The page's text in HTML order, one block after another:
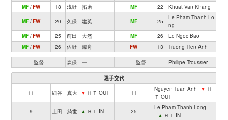
MF/FW 18 浅野 拓磨 MF 22 Khuat Van Khang
MF/FW 20 久保 建英 MF 25
Le Pham Thanh Lo
ng
MF/FW 25 前田 大然 MF 26
Le Ngoc Bao
MF/FW 26 佐野 海舟 FW 13 Truong Tien Anh
監督 森保 一 監督 Phillipe Troussier
選手交代
11 細谷 真大 ▼ ＨＴ OUT 11
Nguyen Tuan Anh ▼ Ｈ
Ｔ OUT
9 上田 綺世 ▲ ＨＴ IN 25
Le Pham Thanh Long
▲ ＨＴ IN